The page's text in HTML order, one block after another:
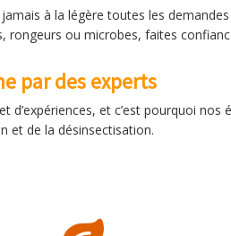
à la légère toutes les
rongeurs ou microbes, faites
par des experts
d’expériences, et c’est pourquoi
et de la désinsectisation.